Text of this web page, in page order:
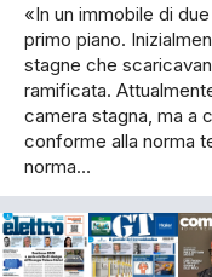
«In un immobile di
primo piano.
stagne che
ramificata.
camera stagna, ma a
conforme alla norma
norma…